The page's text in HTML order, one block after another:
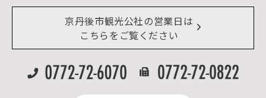
デジタル観光パンフレット
リアルタイム道路情報
よくある質問
京丹後市観光公社の営業日は
こちらをご覧ください